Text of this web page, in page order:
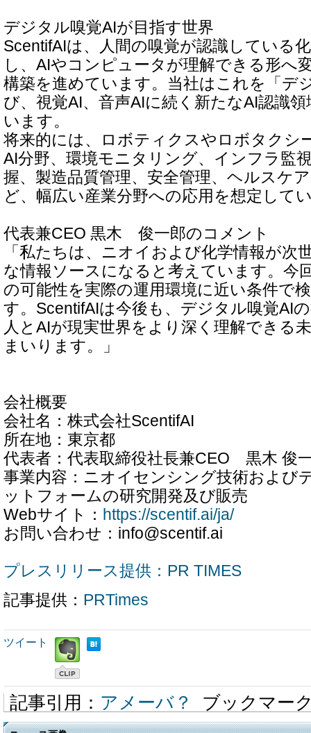
デジタル嗅覚AIが目指す世界
ScentifAIは、人間の嗅覚が認識している
し、AIやコンピュータが理解できる形へ
構築を進めています。当社はこれを「デ
び、視覚AI、音声AIに続く新たなAI認識
います。
将来的には、ロボティクスやロボタクシ
AI分野、環境モニタリング、インフラ監
握、製造品質管理、安全管理、ヘルスケ
ど、幅広い産業分野への応用を想定して
代表兼CEO 黒木 俊一郎のコメント
「私たちは、ニオイおよび化学情報が次
な情報ソースになると考えています。今
の可能性を実際の運用環境に近い条件で
す。ScentifAIは今後も、デジタル嗅覚AI
人とAIが現実世界をより深く理解できる
まいります。」
会社概要
会社名：株式会社ScentifAI
所在地：東京都
代表者：代表取締役社長兼CEO 黒木 俊
事業内容：ニオイセンシング技術および
ットフォームの研究開発及び販売
Webサイト： https://scentif.ai/ja/
お問い合わせ：info@scentif.ai
プレスリリース提供：PR TIMES
記事提供： PRTimes
ツイート
記事引用： アメーバ？ ブックマー